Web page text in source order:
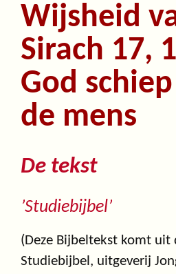
Wijsheid
Sirach 17,
God schiep
de mens
De tekst
’Studiebijbel’
(Deze Bijbeltekst komt uit
Studiebijbel, uitgeverij